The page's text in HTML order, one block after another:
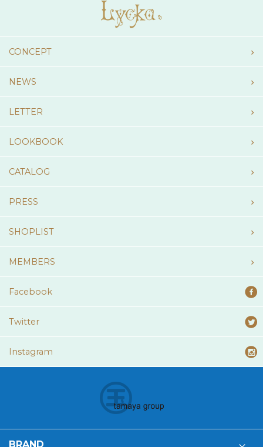
CONCEPT
NEWS
LETTER
LOOKBOOK
CATALOG
PRESS
SHOPLIST
MEMBERS
Facebook
Twitter
Instagram
BRAND